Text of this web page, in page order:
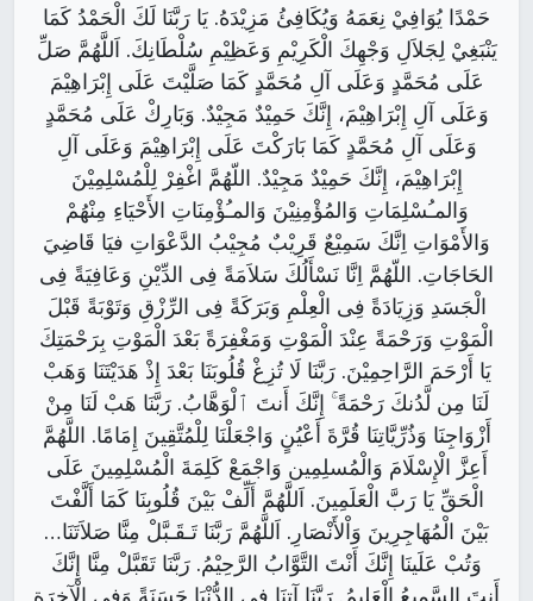
حَمْدًا يُوَافِيْ نِعَمَهُ وَيُكَافِئُ مَزِيْدَهُ. يَا رَبَّنَا لَكَ الْحَمْدُ كَمَا
يَنْبَغِيْ لِجَلاَلِ وَجْهِكَ الْكَرِيْمِ وَعَظِيْمِ سُلْطَانِكَ. اَللَّهُمَّ صَلِّ
عَلَى مُحَمَّدٍ وَعَلَى آلِ مُحَمَّدٍ كَمَا صَلَّيْتَ عَلَى إِبْرَاهِيْمَ
وَعَلَى آلِ إِبْرَاهِيْمَ، إِنَّكَ حَمِيْدٌ مَجِيْدٌ. وَبَارِكْ عَلَى مُحَمَّدٍ
وَعَلَى آلِ مُحَمَّدٍ كَمَا بَارَكْتَ عَلَى إِبْرَاهِيْمَ وَعَلَى آلِ
إِبْرَاهِيْمَ، إِنَّكَ حَمِيْدٌ مَجِيْدٌ. اللّهُمَّ اغْفِرْ لِلْمُسْلِمِيْنَ
وَالمـُسْلِمَاتِ وَالمُؤْمِنِيْنَ وَالمـُؤْمِنَاتِ الأَحْيَاءِ مِنْهُمْ
وَالأَمْوَاتِ اِنَّكَ سَمِيْعٌ قَرِيْبٌ مُجِيْبُ الدَّعْوَاتِ فيَا قَاضِيَ
الحَاجَاتِ. اللّهُمَّ اِنَّا نَسْأَلُكَ سَلاَمَةً فِى الدِّيْنِ وَعَافِيَةً فِى
الْجَسَدِ وَزِيَادَةً فِى الْعِلْمِ وَبَرَكَةً فِى الرِّزْقِ وَتَوْبَةً قَبْلَ
الْمَوْتِ وَرَحْمَةً عِنْدَ الْمَوْتِ وَمَغْفِرَةً بَعْدَ الْمَوْتِ بِرَحْمَتِكَ
يَا أَرْحَمَ الرَّاحِمِيْنَ. رَبَّنَا لَا تُزِغْ قُلُوبَنَا بَعْدَ إِذْ هَدَيْتَنَا وَهَبْ
لَنَا مِن لَّدُنكَ رَحْمَةً ۚ إِنَّكَ أَنتَ ٱلْوَهَّابُ. رَبَّنَا هَبْ لَنَا مِنْ
أَزْوَاجِنَا وَذُرِّيَّاتِنَا قُرَّةَ أَعْيُنٍ وَاجْعَلْنَا لِلْمُتَّقِينَ إِمَامًا. اللَّهُمَّ
أَعِزَّ الْإِسْلَامَ وَالْمُسلِمِين وَاجْمَعْ كَلِمَةَ الْمُسْلِمِينَ عَلَى
الْحَقِّ يَا رَبَّ الْعَلَمِينَ. اَللَّهُمَّ أَلِّفْ بَيْنَ قُلُوبِنَا كَمَا أَلَّفْتَ
بَيْنَ الْمُهَاجِرِينَ وَاْلأَنْصَارِ. اَللَّهُمَّ رَبَّنَا تَـقَـبَّلْ مِنَّا صَلاَتَنَا…
وَتُبْ عَلَينَا إِنَّكَ أَنْتَ التَّوَّابُ الرَّحِيْمُ. رَبَّنَا تَقَبَّلْ مِنَّا إِنَّكَ
أَنتَ السَّمِيعُ الْعَلِيمُ. رَبَّنَا آتِنَا فِي الدُّنْيَا حَسَنَةً وَفِي الْآخِرَةِ